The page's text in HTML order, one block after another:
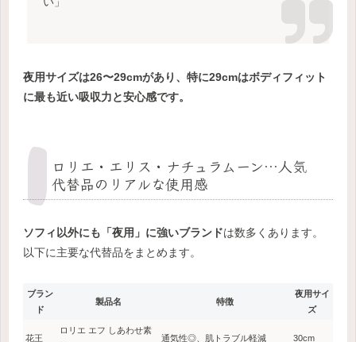
夜用サイズは26〜29cmがあり、特に29cmはボディフィット
に最も近い吸収力と安心感です。
ロリエ・エリス・ナチュラムーン…人気
代替品のリアルな使用感
ソフィ以外にも「夜用」に強いブランドは数多くあります。
以下に主要な代替品をまとめます。
ブラン
ド
製品名 特徴
夜用サイ
ズ
花王
ロリエ エフ しあわせ素
通気性◎、肌トラブル軽減 30cm